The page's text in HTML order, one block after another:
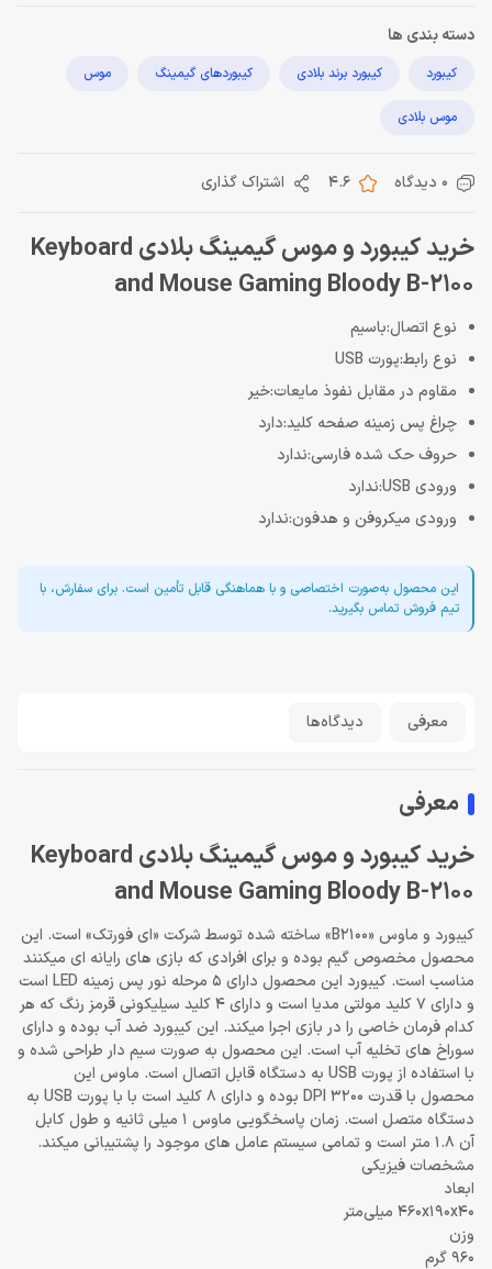
دسته بندی ها
کیبورد کیبورد برند بلادی کیبوردهای گیمینگ موس
موس بلادی
0 دیدگاه 4.6 اشتراک گذاری
خرید کیبورد و موس گیمینگ بلادی Keyboard
and Mouse Gaming Bloody B-2100
نوع اتصال:باسیم
نوع رابط:پورت USB
مقاوم در مقابل نفوذ مایعات:خیر
چراغ‌ پس زمینه صفحه کلید:دارد
حروف حک شده فارسی:ندارد
ورودی USB:ندارد
ورودی میکروفن و هدفون:ندارد
این محصول به‌صورت اختصاصی و با هماهنگی قابل تأمین است. برای سفارش، با
تیم فروش تماس بگیرید.
معرفی دیدگاه‌ها
معرفی
خرید کیبورد و موس گیمینگ بلادی Keyboard
and Mouse Gaming Bloody B-2100
کیبورد و ماوس «B2100» ساخته شده توسط شرکت «ای فورتک» است. این
محصول مخصوص گیم بوده و برای افرادی که بازی های رایانه ای میکنند
مناسب است. کیبورد این محصول دارای 5 مرحله نور پس زمینه LED است
و دارای 7 کلید مولتی مدیا است و دارای 4 کلید سیلیکونی قرمز رنگ که هر
کدام فرمان خاصی را در بازی اجرا میکند. این کیبورد ضد آب بوده و دارای
سوراخ های تخلیه آب است. این محصول به صورت سیم دار طراحی شده و
با استفاده از پورت USB به دستگاه قابل اتصال است. ماوس این
محصول با قدرت 3200 DPI بوده و دارای 8 کلید است با با پورت USB به
دستگاه متصل است. زمان پاسخگویی ماوس 1 میلی ثانیه و طول کابل
آن 1.8 متر است و تمامی سیستم عامل های موجود را پشتیبانی میکند.
مشخصات فیزیکی
ابعاد
460x190x40 میلی‌متر
وزن
960 گرم